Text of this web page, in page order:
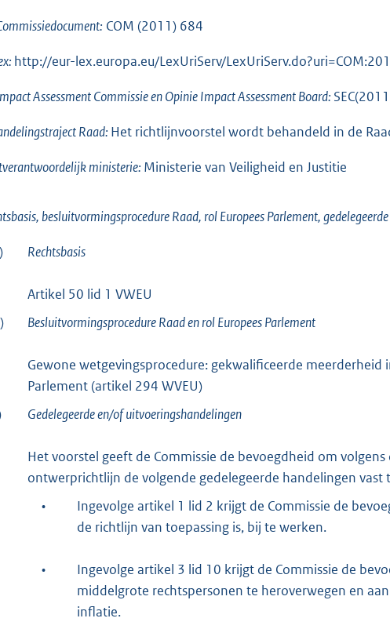
COM (2011) 684
http://eur-lex.europa.eu/LexUriServ/
Assessment Commissie en Opinie Impact Assessment Board:
Raad: Het richtlijnvoorstel wordt behandeld in de
ministerie: Ministerie van Veiligheid en Justitie
besluitvormingsprocedure Raad, rol Europees Parlement,
Rechtsbasis
Artikel 50 lid 1 VWEU
Besluitvormingsprocedure Raad en rol Europees Parlement
Gewone wetgevingsprocedure: gekwalificeerde meerderheid
Parlement (artikel 294 WVEU)
Gedelegeerde en/of uitvoeringshandelingen
Het voorstel geeft de Commissie de bevoegdheid om
ontwerprichtlijn de volgende gedelegeerde handelingen vast
•
Ingevolge artikel 1 lid 2 krijgt de Commissie de
de richtlijn van toepassing is, bij te werken.
•
Ingevolge artikel 3 lid 10 krijgt de Commissie de
middelgrote rechtspersonen te heroverwegen en
inflatie.